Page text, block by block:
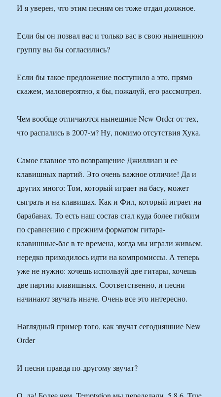
И я уверен, что этим песням он тоже отдал должное.
Если бы он позвал вас и только вас в свою нынешнюю
группу вы бы согласились?
Если бы такое предложение поступило а это, прямо
скажем, маловероятно, я бы, пожалуй, его рассмотрел.
Чем вообще отличаются нынешние New Order от тех,
что распались в 2007-м? Ну, помимо отсутствия Хука.
Самое главное это возвращение Джиллиан и ее
клавишных партий. Это очень важное отличие! Да и
других много: Том, который играет на басу, может
сыграть и на клавишах. Как и Фил, который играет на
барабанах. То есть наш состав стал куда более гибким
по сравнению с прежним форматом гитара-
клавишные-бас в те времена, когда мы играли живьем,
нередко приходилось идти на компромиссы. А теперь
уже не нужно: хочешь используй две гитары, хочешь
две партии клавишных. Соответственно, и песни
начинают звучать иначе. Очень все это интересно.
Наглядный пример того, как звучат сегодняшние New
Order
И песни правда по-другому звучат?